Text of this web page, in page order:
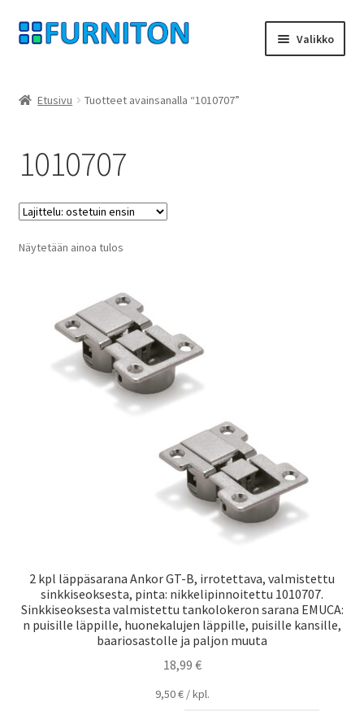
Siirry
navigointiin
Siirry
sisältöön
Valikko
yksityisyyttä
peruuttamisoikeus
Ottaa yhteyttä
Laivaliikenne
Etusivu Tuotteet avainsanalla “1010707”
1010707
Näytetään ainoa tulos
2 kpl läppäsarana Ankor GT-B, irrotettava, valmistettu
sinkkiseoksesta, pinta: nikkelipinnoitettu 1010707.
Sinkkiseoksesta valmistettu tankolokeron sarana EMUCA:
n puisille läppille, huonekalujen läppille, puisille kansille,
baariosastolle ja paljon muuta
18,99 €
9,50€/kpl.